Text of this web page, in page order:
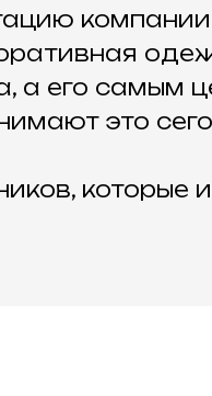
а его самым
это
которые